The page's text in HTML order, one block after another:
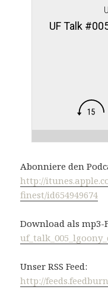
UF Talk
Abonniere den
http://
finest/id654949674
Download als mp3-
Unser RSS Feed:
http://